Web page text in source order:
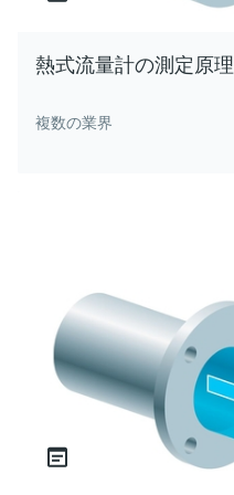
熱式流量計の測定原理
複数の業界